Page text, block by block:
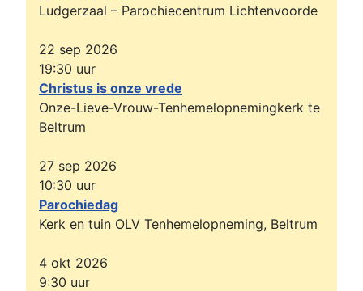
Ludgerzaal – Parochiecentrum Lichtenvoorde
22 sep 2026
19:30 uur
Christus is onze vrede
Onze-Lieve-Vrouw-Tenhemelopnemingkerk te
Beltrum
27 sep 2026
10:30 uur
Parochiedag
Kerk en tuin OLV Tenhemelopneming, Beltrum
4 okt 2026
9:30 uur